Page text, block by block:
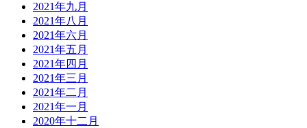
2021年九月
2021年八月
2021年六月
2021年五月
2021年四月
2021年三月
2021年二月
2021年一月
2020年十二月